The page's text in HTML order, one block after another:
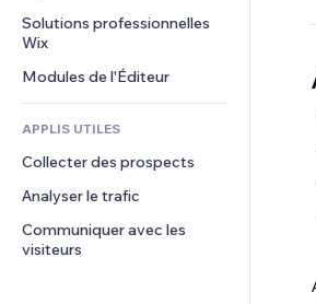
Financement participatif
Alimentation et boissons
Actualités
Services de contenu
Effets de texte
Bannières et badges
Calculateurs
Rechercher
Téléphone
Communauté
Avis et commentaires
Solutions professionnelles
Wix
Modules de l'Éditeur
APPLIS UTILES
Collecter des prospects
Analyser le trafic
Communiquer avec les
visiteurs